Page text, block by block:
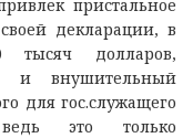
пристальное
декларации, в
тысяч долларов,
и внушительный
для гос.служащего
это только